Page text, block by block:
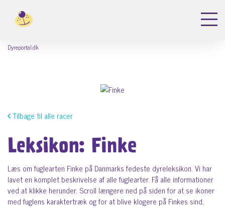
Dyreportal.dk
Tilbage til alle racer
Leksikon: Finke
Læs om fuglearten Finke på Danmarks fedeste dyreleksikon. Vi har
lavet en komplet beskrivelse af alle fuglearter. Få alle informationer
ved at klikke herunder. Scroll længere ned på siden for at se ikoner
med fuglens karaktertræk og for at blive klogere på Finkes sind,